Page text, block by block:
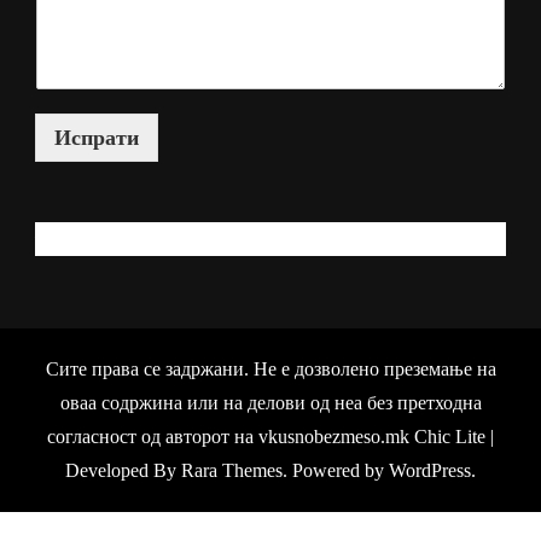
Испрати
Сите права се задржани. Не е дозволено преземање на
оваа содржина или на делови од неа без претходна
согласност од авторот на vkusnobezmeso.mk Chic Lite |
Developed By Rara Themes. Powered by WordPress.